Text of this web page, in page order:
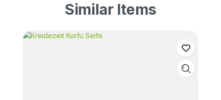
Produktgalerie überspringen
Similar Items